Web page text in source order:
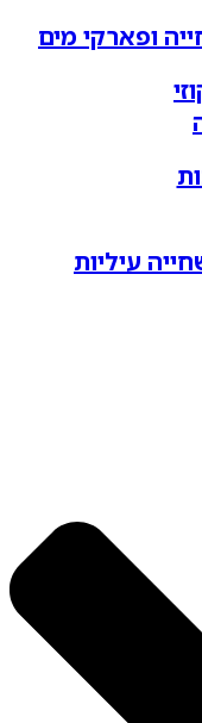
ופארקי מים
עיליות